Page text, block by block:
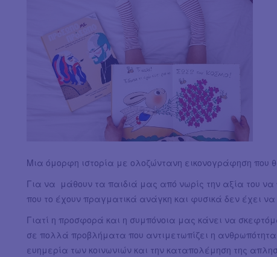
Μια όμορφη ιστορία με ολοζώντανη εικονογράφηση που
Για να μάθουν τα παιδιά μας από νωρίς την αξία του να
που το έχουν πραγματικά ανάγκη και φυσικά δεν έχει να
Γιατί η προσφορά και η συμπόνοια μας κάνει να
σε πολλά προβλήματα που αντιμετωπίζει η
ευημερία των κοινωνιών και την καταπολέμηση της